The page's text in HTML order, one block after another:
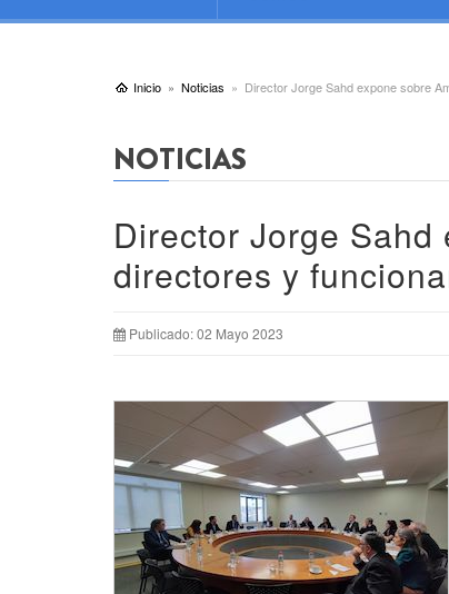
Inicio Noticias Director Jorge Sahd expone sobre
NOTICIAS
Director Jorge
directores y
Publicado: 02 Mayo 2023